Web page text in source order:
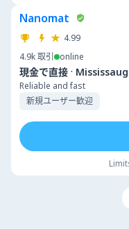
Nanomat
4.99
4.9k取引 online
現金で直接 ·
Reliable and fast
新規ユーザー歓迎